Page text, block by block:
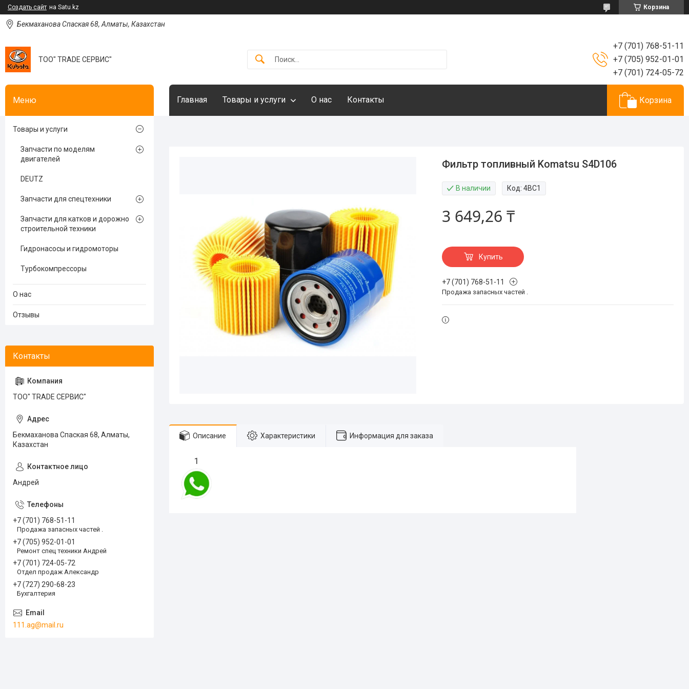
Создать сайт на Satu.kz Корзина
Бекмаханова Спаская 68, Алматы, Казахстан
ТОО" TRADE СЕРВИС"
+7 (701) 768-51-11
+7 (705) 952-01-01
+7 (701) 724-05-72
Главная Товары и услуги О нас Контакты Корзина
Фильтр топливный Komatsu S4D106
В наличии Код:4BC1
3 649,26 ₸
Купить
+7 (701) 768-51-11
Продажа запасных частей .
Описание Характеристики Информация для заказа
1
Товары и услуги
Запчасти по моделям
двигателей
DEUTZ
Запчасти для спецтехники
Запчасти для катков и дорожно
строительной техники
Гидронасосы и гидромоторы
Турбокомпрессоры
О нас
Отзывы
ТОО" TRADE СЕРВИС"
Бекмаханова Спаская 68, Алматы,
Казахстан
Андрей
+7 (701) 768-51-11
Продажа запасных частей .
+7 (705) 952-01-01
Ремонт спец техники Андрей
+7 (701) 724-05-72
Отдел продаж Александр
+7 (727) 290-68-23
Бухгалтерия
111.ag@mail.ru